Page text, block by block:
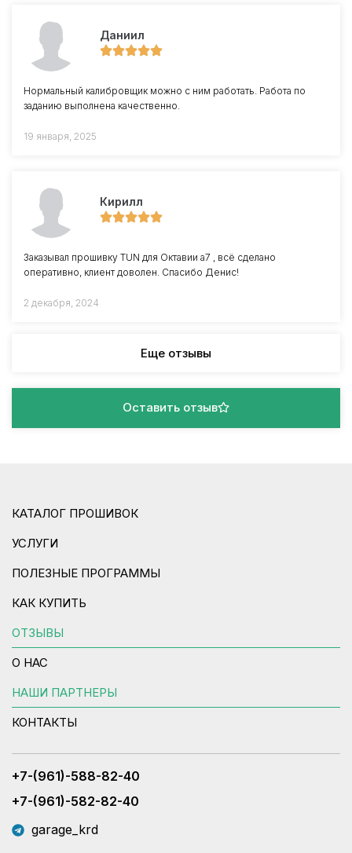
Даниил
Нормальный калибровщик можно с ним работать. Работа по
заданию выполнена качественно.
19 января, 2025
Кирилл
Заказывал прошивку TUN для Октавии a7 , всё сделано
оперативно, клиент доволен. Спасибо Денис!
2 декабря, 2024
Еще отзывы
Оставить отзыв
КАТАЛОГ ПРОШИВОК
УСЛУГИ
ПОЛЕЗНЫЕ ПРОГРАММЫ
КАК КУПИТЬ
ОТЗЫВЫ
О НАС
НАШИ ПАРТНЕРЫ
КОНТАКТЫ
+7-(961)-588-82-40
+7-(961)-582-82-40
garage_krd